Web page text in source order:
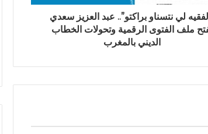
لي نتسناو براكتو”.. عبد العزيز سعدي
ملف الفتوى الرقمية وتحولات الخطاب
الديني بالمغرب